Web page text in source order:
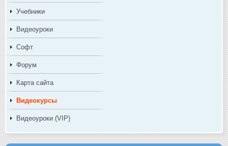
Учебники
Видеоуроки
Софт
Форум
Карта сайта
Видеокурсы
Видеоуроки (VIP)